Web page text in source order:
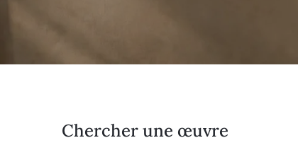
Chercher une œuvre